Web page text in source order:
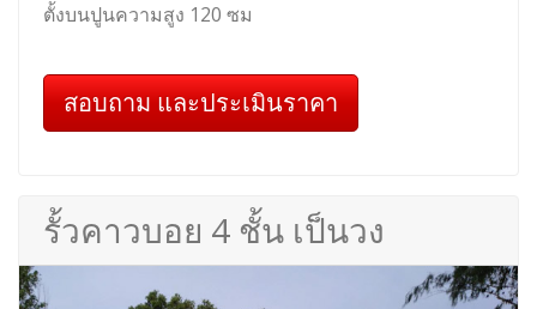
ตั้งบนปูนความสูง 120 ซม
สอบถาม และประเมินราคา
รั้วคาวบอย 4 ชั้น เป็นวง